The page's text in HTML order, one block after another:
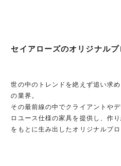
セイアローズのオリジナルプ
世の中のトレンドを絶えず追い求
の業界。
その最前線の中でクライアントや
ロユース仕様の家具を提供し、作
をもとに生み出したオリジナルプロ